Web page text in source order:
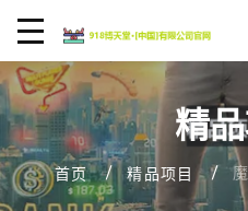
精
首页 精品项目